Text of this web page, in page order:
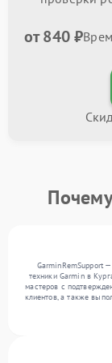
от 840 ₽
GarminRemSupport
техники Garmin в
мастеров с
клиентов, а также
поступает свыше
сложности и